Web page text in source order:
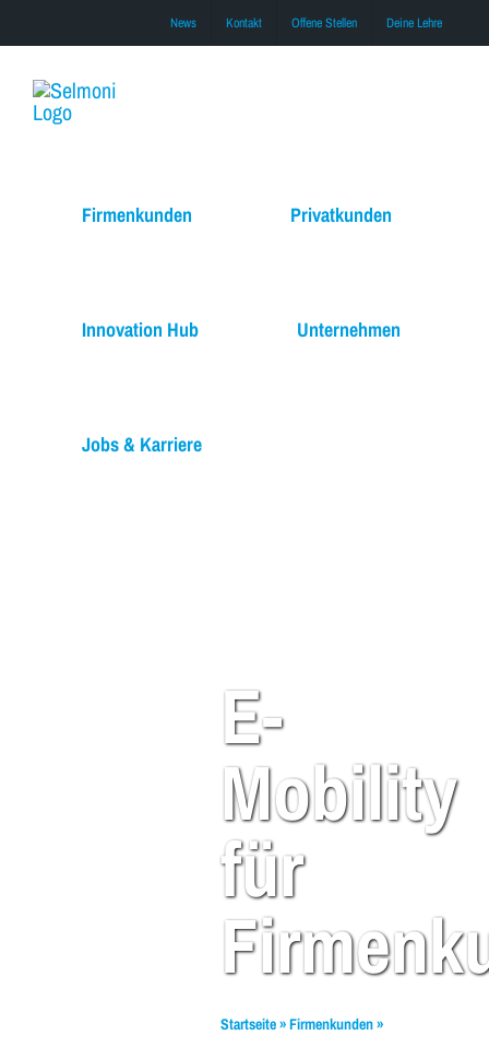
to
content
News Kontakt Offene Stellen Deine Lehre
Firmenkunden Privatkunden
Innovation Hub Unternehmen
Jobs & Karriere
E-
Mobility
für
Startseite»Firmenkunden»